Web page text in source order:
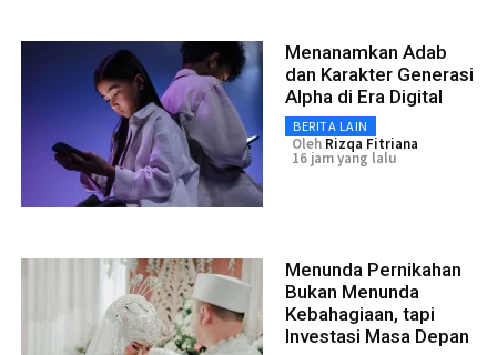
Menanamkan Adab
dan Karakter Generasi
Alpha di Era Digital
BERITA LAIN
Oleh Rizqa Fitriana
16 jam yang lalu
Menunda Pernikahan
Bukan Menunda
Kebahagiaan, tapi
Investasi Masa Depan